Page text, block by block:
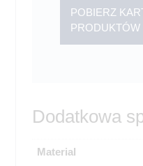
POBIERZ
PRODUKTÓW
Dodatkowa
Material